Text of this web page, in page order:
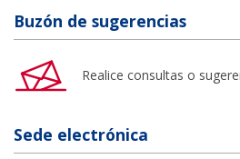
Buzón de sugerencias
Realice consultas o
Sede electrónica